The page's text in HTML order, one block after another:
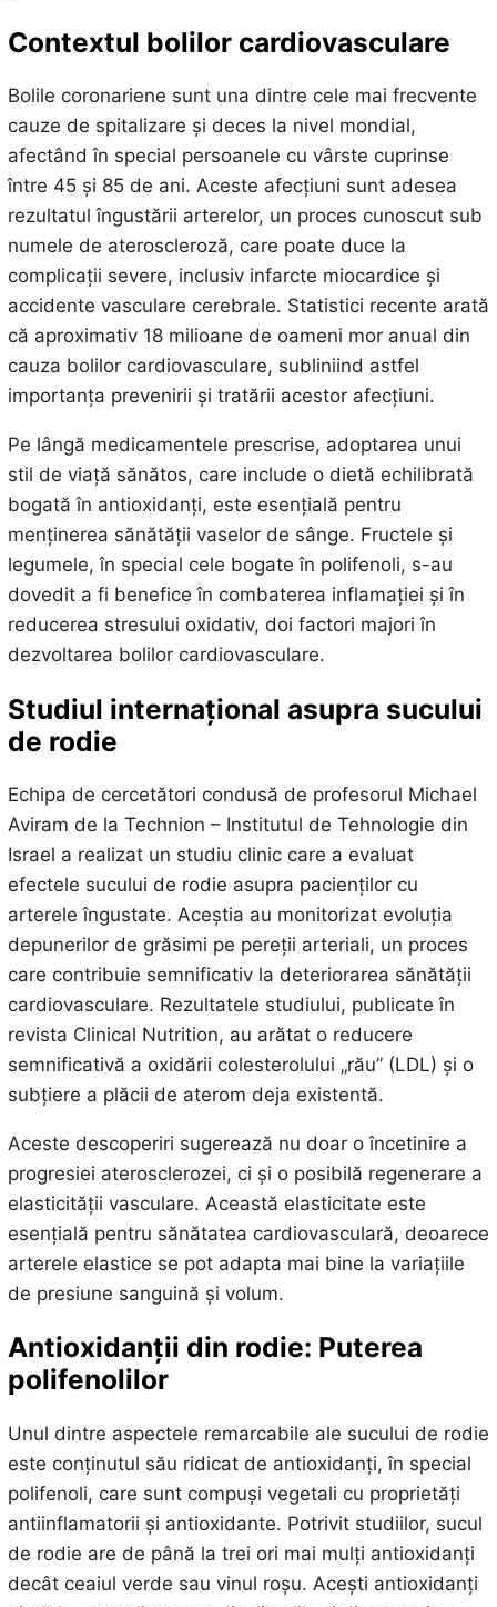
Contextul bolilor cardiovasculare
Bolile coronariene sunt una dintre cele mai frecvente
cauze de spitalizare și deces la nivel mondial,
afectând în special persoanele cu vârste cuprinse
între 45 și 85 de ani. Aceste afecțiuni sunt adesea
rezultatul îngustării arterelor, un proces cunoscut sub
numele de ateroscleroză, care poate duce la
complicații severe, inclusiv infarcte miocardice și
accidente vasculare cerebrale. Statistici recente arată
că aproximativ 18 milioane de oameni mor anual din
cauza bolilor cardiovasculare, subliniind astfel
importanța prevenirii și tratării acestor afecțiuni.
Pe lângă medicamentele prescrise, adoptarea unui
stil de viață sănătos, care include o dietă echilibrată
bogată în antioxidanți, este esențială pentru
menținerea sănătății vaselor de sânge. Fructele și
legumele, în special cele bogate în polifenoli, s-au
dovedit a fi benefice în combaterea inflamației și în
reducerea stresului oxidativ, doi factori majori în
dezvoltarea bolilor cardiovasculare.
Studiul internațional asupra sucului
de rodie
Echipa de cercetători condusă de profesorul Michael
Aviram de la Technion – Institutul de Tehnologie din
Israel a realizat un studiu clinic care a evaluat
efectele sucului de rodie asupra pacienților cu
arterele îngustate. Aceștia au monitorizat evoluția
depunerilor de grăsimi pe pereții arteriali, un proces
care contribuie semnificativ la deteriorarea sănătății
cardiovasculare. Rezultatele studiului, publicate în
revista Clinical Nutrition, au arătat o reducere
semnificativă a oxidării colesterolului „rău” (LDL) și o
subțiere a plăcii de aterom deja existentă.
Aceste descoperiri sugerează nu doar o încetinire a
progresiei aterosclerozei, ci și o posibilă regenerare a
elasticității vasculare. Această elasticitate este
esențială pentru sănătatea cardiovasculară, deoarece
arterele elastice se pot adapta mai bine la variațiile
de presiune sanguină și volum.
Antioxidanții din rodie: Puterea
polifenolilor
Unul dintre aspectele remarcabile ale sucului de rodie
este conținutul său ridicat de antioxidanți, în special
polifenoli, care sunt compuși vegetali cu proprietăți
antiinflamatorii și antioxidante. Potrivit studiilor, sucul
de rodie are de până la trei ori mai mulți antioxidanți
decât ceaiul verde sau vinul roșu. Acești antioxidanți